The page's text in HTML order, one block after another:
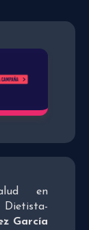
en
García